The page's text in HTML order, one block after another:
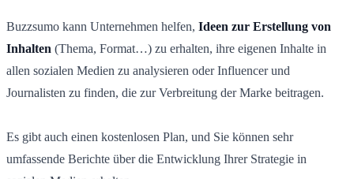
Buzzsumo kann Unternehmen helfen, Ideen zur Erstellung von
Inhalten (Thema, Format…) zu erhalten, ihre eigenen Inhalte in
allen sozialen Medien zu analysieren oder Influencer und
Journalisten zu finden, die zur Verbreitung der Marke beitragen.
Es gibt auch einen kostenlosen Plan, und Sie können sehr
umfassende Berichte über die Entwicklung Ihrer Strategie in